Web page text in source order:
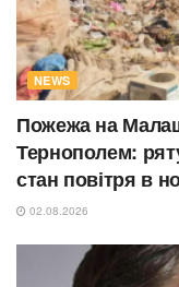
NEWS
Пожежа на
Тернополем:
стан повітря в
02.08.2026